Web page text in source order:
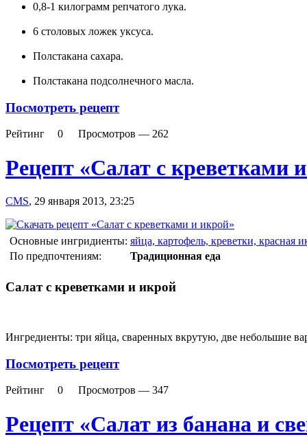
0,8-1 килограмм репчатого лука.
6 столовых ложек уксуса.
Полстакана сахара.
Полстакана подсолнечного масла.
Посмотреть рецепт
Рейтинг 0 Просмотров — 262
Рецепт «Салат с креветками
CMS, 29 января 2013, 23:25
Основные ингридиенты: яйца, картофель, креветки, красная
По предпочтениям:
Традиционная еда
Салат с креветками и икрой
Ингредиенты: три яйца, сваренных вкрутую, две небольшие
Посмотреть рецепт
Рейтинг 0 Просмотров — 347
Рецепт «Салат из банана и